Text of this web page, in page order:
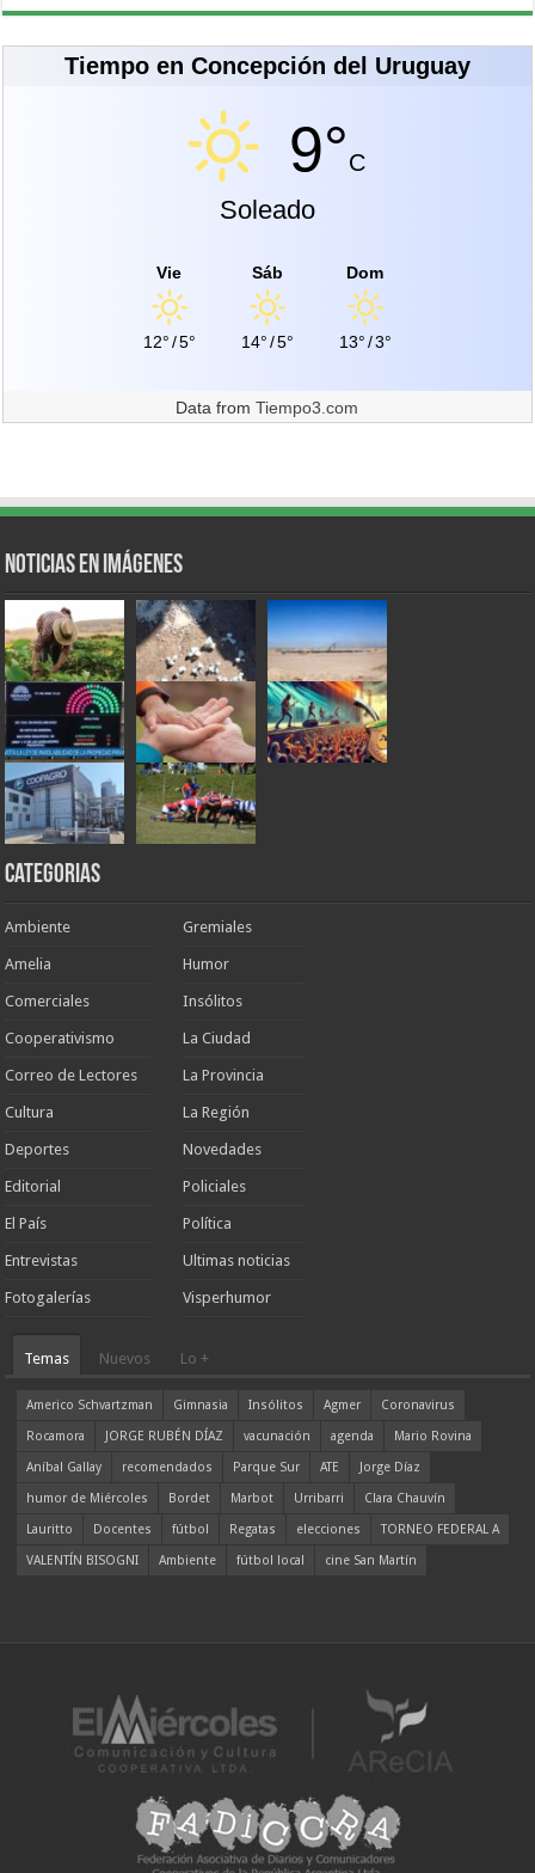
Tiempo en Concepción del Uruguay
9°C
Soleado
Vie
12°/5°
Sáb
14°/5°
Dom
13°/3°
Data fromTiempo3.com
Noticias en Imágenes
Categorias
Ambiente
Amelia
Comerciales
Cooperativismo
Correo de Lectores
Cultura
Deportes
Editorial
El País
Entrevistas
Fotogalerías
Gremiales
Humor
Insólitos
La Ciudad
La Provincia
La Región
Novedades
Policiales
Política
Ultimas noticias
Visperhumor
Temas Nuevos Lo +
Americo Schvartzman Gimnasia Insólitos Agmer
Coronavirus
Rocamora
JORGE RUBÉN DÍAZ vacunación agenda
Mario Rovina
Aníbal Gallay
recomendados Parque Sur ATE
Jorge Díaz
humor de Miércoles
Bordet Marbot Urribarri
Clara Chauvín
Lauritto
Docentes fútbol Regatas elecciones
TORNEO FEDERAL A
VALENTÍN BISOGNI
Ambiente fútbol local cine San Martín